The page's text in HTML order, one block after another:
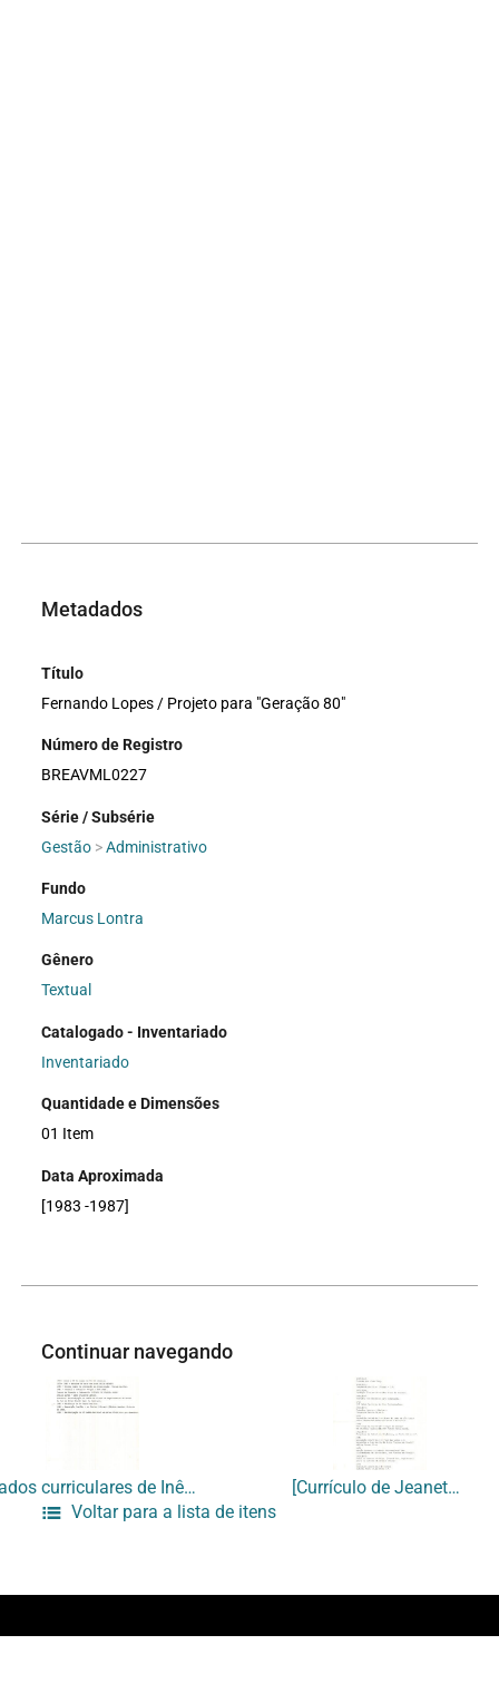
Metadados
Título
Fernando Lopes / Projeto para "Geração 80"
Número de Registro
BREAVML0227
Série / Subsérie
Gestão >Administrativo
Fundo
Marcus Lontra
Gênero
Textual
Catalogado - Inventariado
Inventariado
Quantidade e Dimensões
01 Item
Data Aproximada
[1983 -1987]
Continuar navegando
Dados curriculares de Inês de Araujo
[Currículo de Jeanete Musatti]
Voltar para a lista de itens